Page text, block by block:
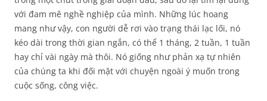
với đam mê nghề nghiệp của mình. Những lúc hoang
mang như vậy, con người dễ rơi vào trạng thái lạc lối, nó
kéo dài trong thời gian ngắn, có thể 1 tháng, 2 tuần, 1 tuần
hay chỉ vài ngày mà thôi. Nó giống như phản xạ tự nhiên
của chúng ta khi đối mặt với chuyện ngoài ý muốn trong
cuộc sống, công việc.